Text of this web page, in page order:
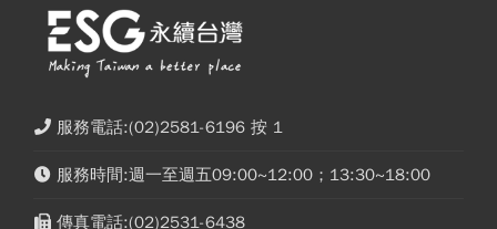
服務電話:(02)2581-6196 按 1
服務時間:週一至週五09:00~12:00；13:30~18:00
傳真電話:(02)2531-6438